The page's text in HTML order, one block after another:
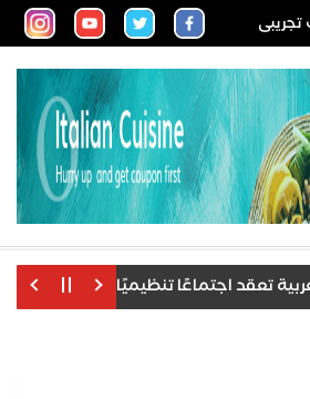
تجريبى
اجتماعًا تنظيميًا لمناقشة خطة العمل